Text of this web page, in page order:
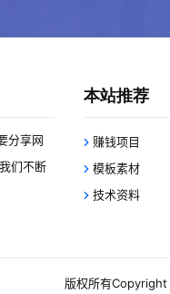
分享网
们不断
本站推荐
赚钱项目
模板素材
技术资料
版权所有